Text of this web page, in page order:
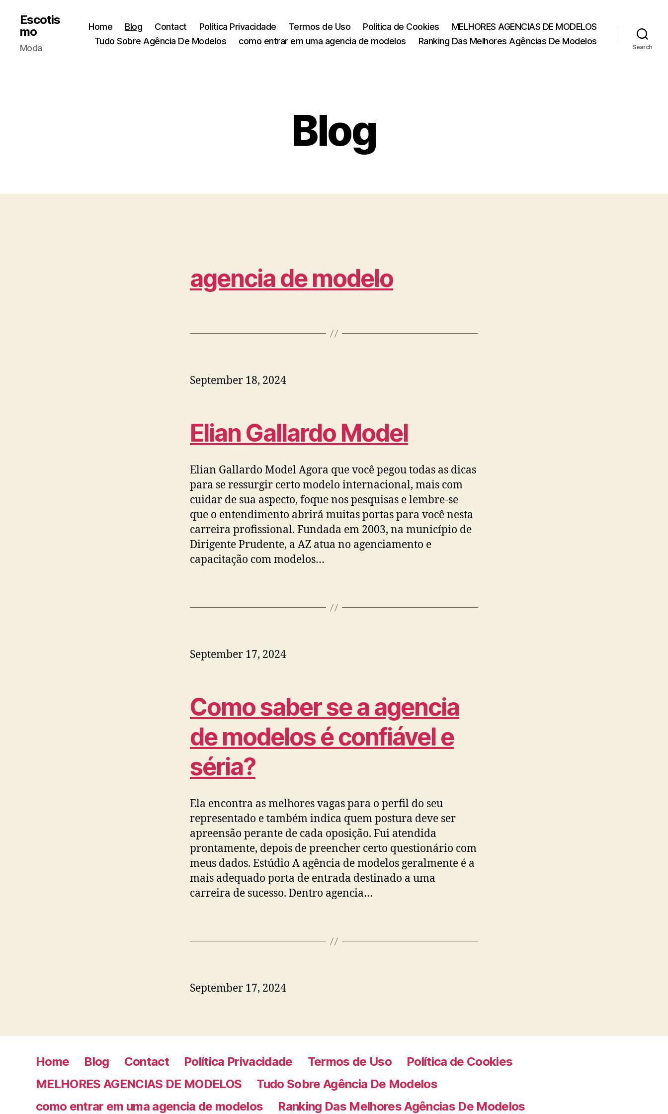
Escotis
mo
Moda
Home Blog Contact Política Privacidade Termos de Uso Política de Cookies
MELHORES AGENCIAS DE MODELOS
Tudo Sobre Agência De Modelos
como entrar em uma agencia de modelos Ranking Das Melhores Agências De Modelos
Search
Blog
agencia de modelo
September 18, 2024
Elian Gallardo Model
Elian Gallardo Model Agora que você pegou todas as dicas
para se ressurgir certo modelo internacional, mais com
cuidar de sua aspecto, foque nos pesquisas e lembre-se
que o entendimento abrirá muitas portas para você nesta
carreira profissional. ​Fundada em 2003, na município de
Dirigente Prudente, a AZ atua no agenciamento e
capacitação com modelos…
September 17, 2024
Como saber se a agencia
de modelos é confiável e
séria?
Ela encontra as melhores vagas para o perfil do seu
representado e também indica quem postura deve ser
apreensão perante de cada oposição. Fui atendida
prontamente, depois de preencher certo questionário com
meus dados. Estúdio A agência de modelos geralmente é a
mais adequado porta de entrada destinado a uma
carreira de sucesso. Dentro agencia…
September 17, 2024
Home Blog Contact Política Privacidade Termos de Uso
Política de Cookies
MELHORES AGENCIAS DE MODELOS
Tudo Sobre Agência De Modelos
como entrar em uma agencia de modelos
Ranking Das Melhores Agências De Modelos